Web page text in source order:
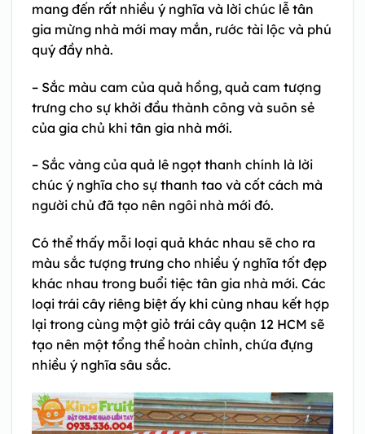
mang đến rất nhiều ý nghĩa và lời chúc lễ tân
gia mừng nhà mới may mắn, rước tài lộc và phú
quý đầy nhà.
– Sắc màu cam của quả hồng, quả cam tượng
trưng cho sự khởi đầu thành công và suôn sẻ
của gia chủ khi tân gia nhà mới.
– Sắc vàng của quả lê ngọt thanh chính là lời
chúc ý nghĩa cho sự thanh tao và cốt cách mà
người chủ đã tạo nên ngôi nhà mới đó.
Có thể thấy mỗi loại quả khác nhau sẽ cho ra
màu sắc tượng trưng cho nhiều ý nghĩa tốt đẹp
khác nhau trong buổi tiệc tân gia nhà mới. Các
loại trái cây riêng biệt ấy khi cùng nhau kết hợp
lại trong cùng một giỏ trái cây quận 12 HCM sẽ
tạo nên một tổng thể hoàn chỉnh, chứa đựng
nhiều ý nghĩa sâu sắc.